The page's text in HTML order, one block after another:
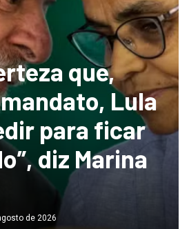
que,
Lula
para ficar
diz Marina
de 2026